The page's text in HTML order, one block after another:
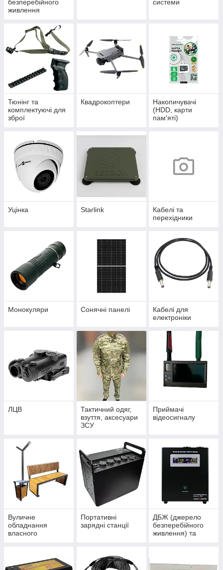
безперебійного
живлення
системи
Тюнінг та
комплектуючі для
зброї
Квадрокоптери
Накопичувачі
(HDD, карти
пам'яті)
Уцінка Starlink
Кабелі та
перехідники
Монокуляри Сонячні панелі
Кабелі для
електроніки
ЛЦВ
Тактичний одяг,
взуття, аксесуари
ЗСУ
Приймачі
відеосигналу
Вуличне
обладнання
власного
Портативні
зарядні станції
ДБЖ (джерело
безперебійного
живлення) та